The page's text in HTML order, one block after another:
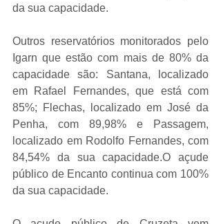
da sua capacidade.
Outros reservatórios monitorados pelo
Igarn que estão com mais de 80% da
capacidade são: Santana, localizado
em Rafael Fernandes, que está com
85%; Flechas, localizado em José da
Penha, com 89,98% e Passagem,
localizado em Rodolfo Fernandes, com
84,54% da sua capacidade.O açude
público de Encanto continua com 100%
da sua capacidade.